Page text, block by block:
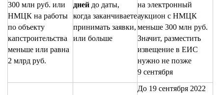
300 млн руб. или
НМЦК на работы
по объекту
капстроительства
меньше или равна
2 млрд руб.
дней до даты,
когда заканчиваете
принимать заявки,
или больше
на электронный
аукцион с НМЦК
меньше 300 млн руб.
Значит, разместить
извещение в ЕИС
нужно не позже
9 сентября
До 19 сентября 2022